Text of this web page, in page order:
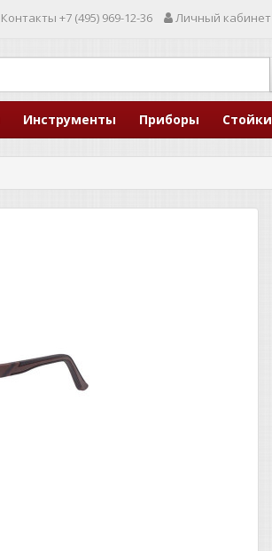
Контакты +7 (495) 969-12-36 Личный кабинет
Инструменты Приборы Стойки